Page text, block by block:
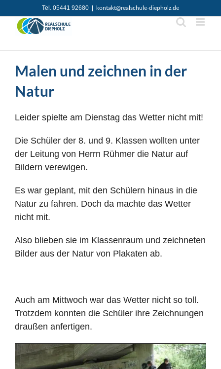
Inhalt
springen
Tel. 05441 92680 kontakt@realschule-diepholz.de
Malen und zeichnen in der
Natur
Leider spielte am Dienstag das Wetter nicht mit!
Die Schüler der 8. und 9. Klassen wollten unter
der Leitung von Herrn Rühmer die Natur auf
Bildern verewigen.
Es war geplant, mit den Schülern hinaus in die
Natur zu fahren. Doch da machte das Wetter
nicht mit.
Also blieben sie im Klassenraum und zeichneten
Bilder aus der Natur von Plakaten ab.
Auch am Mittwoch war das Wetter nicht so toll.
Trotzdem konnten die Schüler ihre Zeichnungen
draußen anfertigen.